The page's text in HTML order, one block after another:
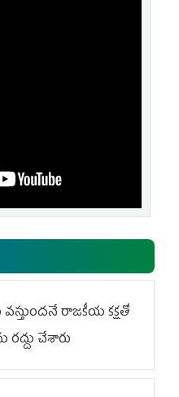
వస్తుందనే రాజకీయ కక్షతో
రద్దు చేశారు